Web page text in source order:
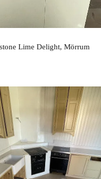
Lime Delight, Mörrum